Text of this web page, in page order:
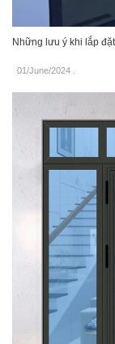
Những lưu ý khi lắp
01/June/2024